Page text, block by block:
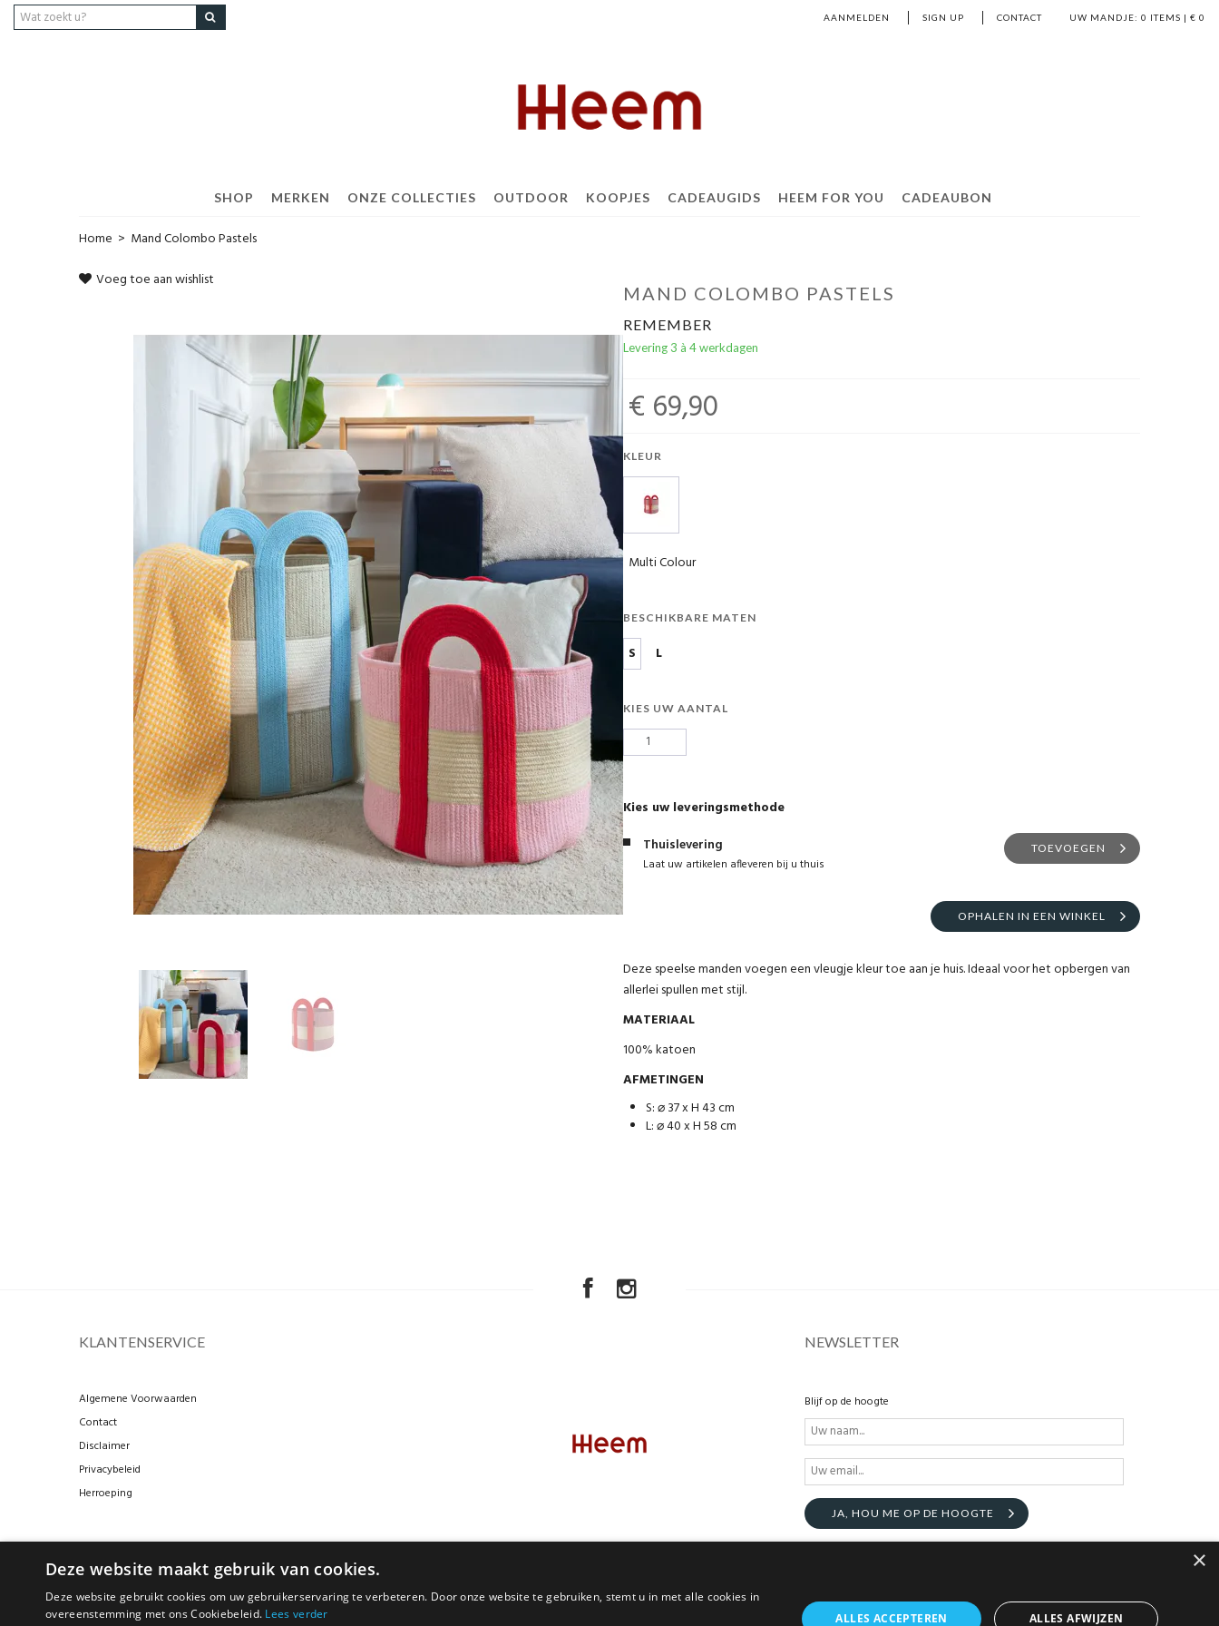
UW MANDJE: 0 ITEMS | € 0
AANMELDEN SIGN UP CONTACT
SHOP MERKEN ONZE COLLECTIES OUTDOOR KOOPJES CADEAUGIDS HEEM FOR YOU CADEAUBON
Home > Mand Colombo Pastels
Voeg toe aan wishlist
MAND COLOMBO PASTELS
REMEMBER
Levering 3 à 4 werkdagen
€ 69,90
KLEUR
Multi Colour
BESCHIKBARE MATEN
S L
KIES UW AANTAL
Kies uw leveringsmethode
Thuislevering
Laat uw artikelen afleveren bij u thuis
TOEVOEGEN
OPHALEN IN EEN WINKEL
Deze speelse manden voegen een vleugje kleur toe aan je huis. Ideaal voor het opbergen van
allerlei spullen met stijl.
MATERIAAL
100% katoen
AFMETINGEN
S: ⌀ 37 x H 43 cm
L: ⌀ 40 x H 58 cm
KLANTENSERVICE
Algemene Voorwaarden
Contact
Disclaimer
Privacybeleid
Herroeping
NEWSLETTER
Blijf op de hoogte
JA, HOU ME OP DE HOOGTE
×
Deze website maakt gebruik van cookies.
Deze website gebruikt cookies om uw gebruikerservaring te verbeteren. Door onze website te gebruiken, stemt u in met alle cookies in
overeenstemming met ons Cookiebeleid. Lees verder ALLES ACCEPTEREN ALLES AFWIJZEN